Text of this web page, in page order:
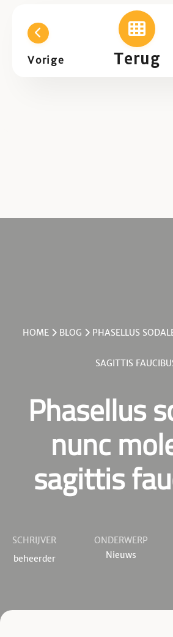
Vorige Terug
HOME BLOG PHASELLUS
SAGITTIS
Phasellus
nunc
sagittis
SCHRIJVER
beheerder
ONDERWERP
Nieuws